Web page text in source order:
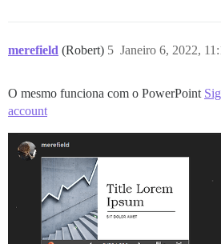
merefield (Robert) Janeiro 6, 2022,
5
O mesmo funciona com o PowerPoint
account